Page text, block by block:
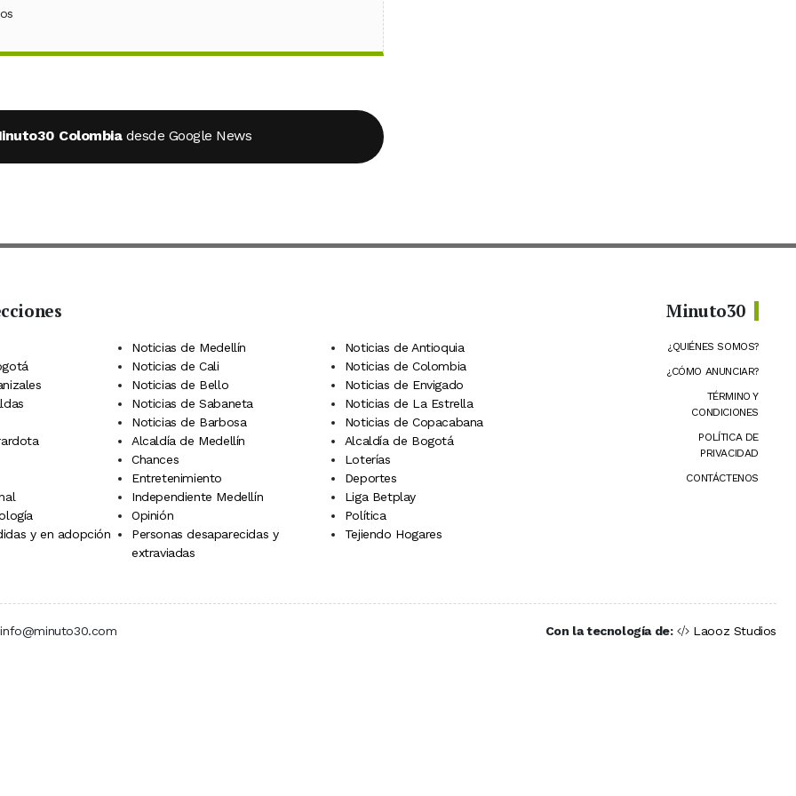
WhatsApp
Colombia desde Google News
Noticias de Medellín
Noticias de Antioquia
Noticias de Cali
Noticias de Colombia
Noticias de Bello
Noticias de Envigado
Noticias de Sabaneta
Noticias de La Estrella
Noticias de Barbosa
Noticias de Copacabana
Alcaldía de Medellín
Alcaldía de Bogotá
Chances
Loterías
Entretenimiento
Deportes
Independiente Medellín
Liga Betplay
Opinión
Política
y en adopción
Personas desaparecidas y
extraviadas
Tejiendo Hogares
Minuto30
¿QUIÉNES SOMOS?
¿CÓMO ANUNCIAR?
TÉRMINO Y
CONDICIONES
POLÍTICA DE
PRIVACIDAD
CONTÁCTENOS
Con la tecnología de: Laooz Studios